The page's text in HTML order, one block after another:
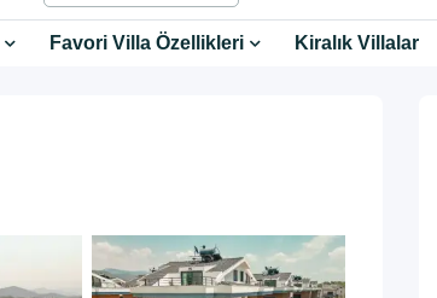
Favori Villa Özellikleri Kiralık Villalar